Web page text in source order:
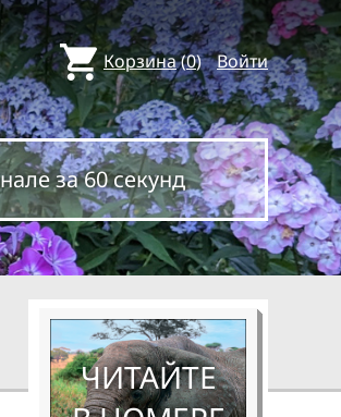
Корзина(0) Войти
за 60 секунд
ЧИТАЙТЕ